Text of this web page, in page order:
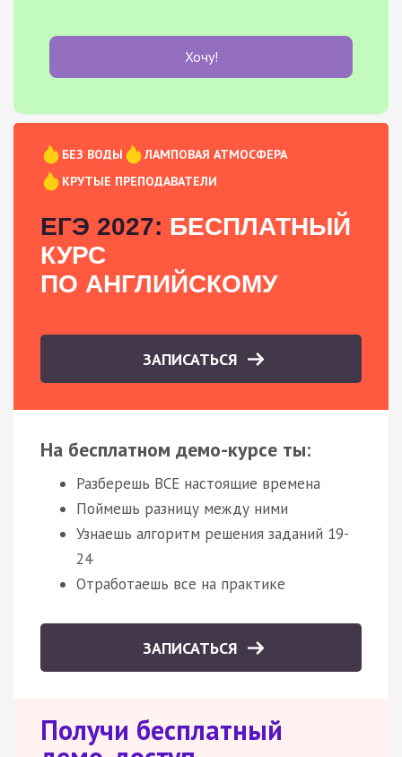
Хочу!
БЕЗ ВОДЫ
ЛАМПОВАЯ АТМОСФЕРА
КРУТЫЕ ПРЕПОДАВАТЕЛИ
ЕГЭ 2027: БЕСПЛАТНЫЙ
КУРС
ПО АНГЛИЙСКОМУ
ЗАПИСАТЬСЯ
На бесплатном демо-курсе ты:
Разберешь ВСЕ настоящие времена
Поймешь разницу между ними
Узнаешь алгоритм решения заданий 19-
24
Отработаешь все на практике
ЗАПИСАТЬСЯ
Получи бесплатный